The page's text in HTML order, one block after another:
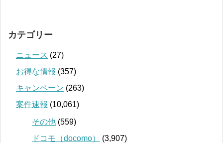
カテゴリー
ニュース (27)
お得な情報 (357)
キャンペーン (263)
案件速報 (10,061)
その他 (559)
ドコモ（docomo）
(3,907)